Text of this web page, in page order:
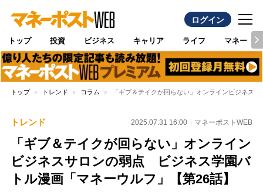
ログイン
トップ 投資 ビジネス キャリア ライフ マネー
トップ トレンド コラム 「ギブ＆テイクが回らない」オンラインビジネス
トレンド 2025.07.31 16:00 マネーポストWEB
「ギブ＆テイクが回らない」オンライン
ビジネスサロンの弱点 ビジネス学園バ
トル漫画「マネーウルフ」【第26話】